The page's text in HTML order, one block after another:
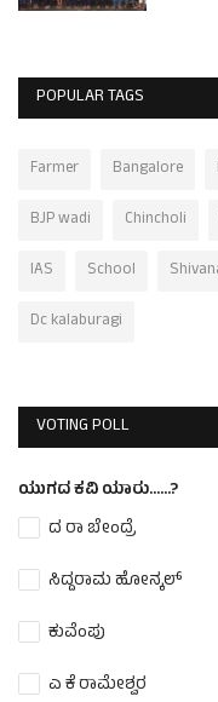
POPULAR TAGS
Farmer Bangalore
BJP wadi
Chincholi
IAS
School
Dc kalaburagi
VOTING POLL
ಯುಗದ ಕವಿ ಯಾರು......?
ದ ರಾ ಬೇಂದ್ರೆ
ಸಿದ್ದರಾಮ ಹೋನ್ಕಲ್
ಕುವೆಂಪು
ಎ ಕೆ ರಾಮೇಶ್ವರ